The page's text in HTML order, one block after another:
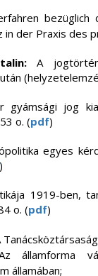
der Praxis des
A
jog
o. (pdf)
egyes
1919-ben,
o. (pdf)
államforma
államában;